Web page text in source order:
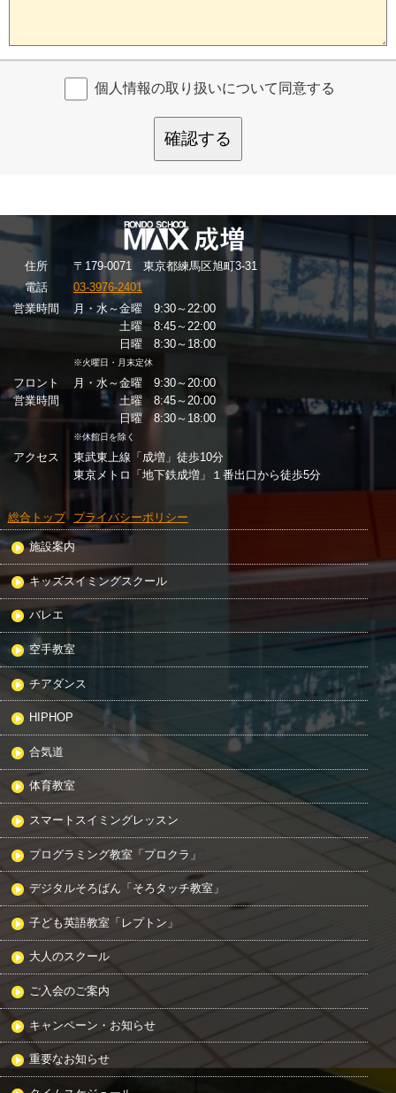
個人情報の取り扱いについて同意する
確認する
住所
〒179-0071 東京都練馬区旭町3-31
電話
03-3976-2401
営業時間
月・水～金曜 9:30～22:00
土曜 8:45～22:00
日曜 8:30～18:00
※火曜日・月末定休
フロント
営業時間
月・水～金曜 9:30～20:00
土曜 8:45～20:00
日曜 8:30～18:00
※休館日を除く
アクセス
東武東上線「成増」徒歩10分
東京メトロ「地下鉄成増」１番出口から徒歩5分
総合トップ プライバシーポリシー
施設案内
キッズスイミングスクール
バレエ
空手教室
チアダンス
HIPHOP
合気道
体育教室
スマートスイミングレッスン
プログラミング教室「プロクラ」
デジタルそろばん「そろタッチ教室」
子ども英語教室「レプトン」
大人のスクール
ご入会のご案内
キャンペーン・お知らせ
重要なお知らせ